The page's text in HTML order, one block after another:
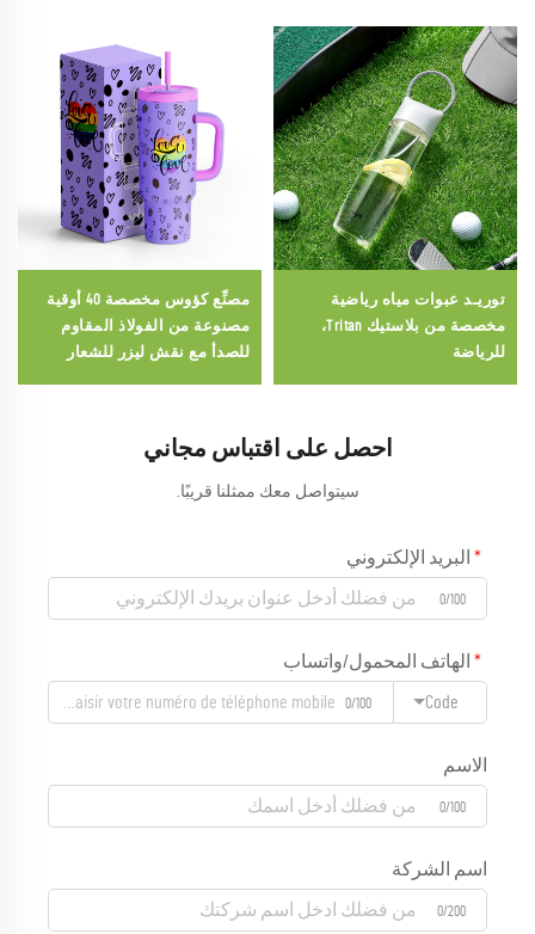
توريـد عبوات مياه رياضية
مخصصة من بلاستيك Tritan،
للرياضة
مصنِّع كؤوس مخصصة 40 أوقية
مصنوعة من الفولاذ المقاوم
للصدأ مع نقش ليزر للشعار
احصل على اقتباس مجاني
سيتواصل معك ممثلنا قريبًا.
البريد الإلكتروني
0/100
الهاتف المحمول/واتساب
Code
0/100
الاسم
0/100
اسم الشركة
0/200